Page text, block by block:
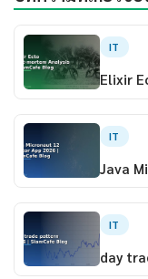
IT
Elixir
IT
Java
IT
day